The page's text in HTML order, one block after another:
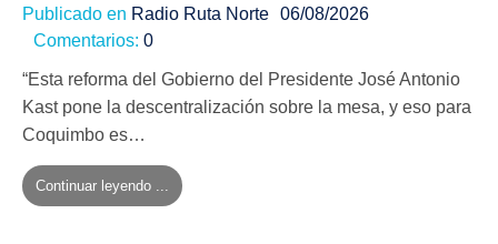
Publicado en Radio Ruta Norte 06/08/2026
Comentarios: 0
“Esta reforma del Gobierno del Presidente José Antonio
Kast pone la descentralización sobre la mesa, y eso para
Coquimbo es…
Continuar leyendo ...